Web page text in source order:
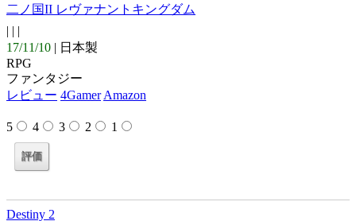
二ノ国II レヴァナントキングダム
| | |
17/11/10 | 日本製
RPG
ファンタジー
レビュー 4Gamer Amazon
5 4 3 2 1
Destiny 2